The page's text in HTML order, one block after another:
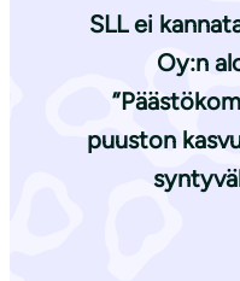
SLL ei
Oy:n
puuston